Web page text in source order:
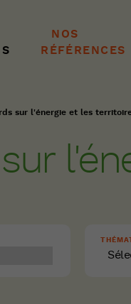
NOS
RÉFÉRENCES
sur l'énergie et les